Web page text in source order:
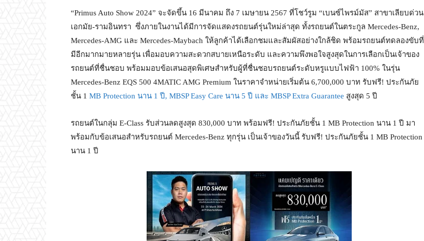
“Primus Auto Show 2024” จะจัดขึ้น 16 มีนาคม ถึง 7 เมษายน 2567 ที่โชว์รูม “เบนซ์ไพรม์มัส” สาขาเลียบด่วน
เอกมัย-รามอินทรา ซึ่งภายในงานได้มีการจัดแสดงรถยนต์รุ่นใหม่ล่าสุด ทั้งรถยนต์ในตระกูล Mercedes-Benz,
Mercedes-AMG และ Mercedes-Maybach ให้ลูกค้าได้เลือกชมและสัมผัสอย่างใกล้ชิด พร้อมรถยนต์ทดลองขับที่
มีอีกมากมายหลายรุ่น เพื่อมอบความสะดวกสบายเหนือระดับ และความพึงพอใจสูงสุดในการเลือกเป็นเจ้าของ
รถยนต์ที่ชื่นชอบ พร้อมมอบข้อเสนอสุดพิเศษสำหรับผู้ที่ชื่นชอบรถยนต์ระดับหรูแบบไฟฟ้า 100% ในรุ่น
Mercedes-Benz EQS 500 4MATIC AMG Premium ในราคาจำหน่ายเริ่มต้น 6,700,000 บาท รับฟรี! ประกันภัย
ชั้น 1 MB Protection นาน 1 ปี, MBSP Easy Care นาน 5 ปี และ MBSP Extra Guarantee สูงสุด 5 ปี
รถยนต์ในกลุ่ม E-Class รับส่วนลดสูงสุด 830,000 บาท พร้อมฟรี! ประกันภัยชั้น 1 MB Protection นาน 1 ปี มา
พร้อมกับข้อเสนอสำหรับรถยนต์ Mercedes-Benz ทุกรุ่น เป็นเจ้าของวันนี้ รับฟรี! ประกันภัยชั้น 1 MB Protection
นาน 1 ปี